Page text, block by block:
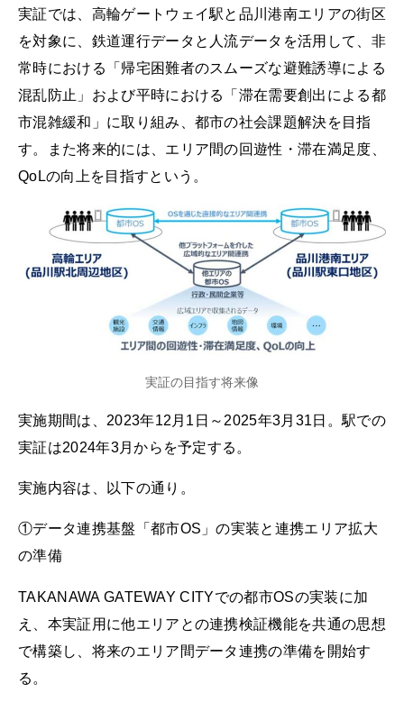
実証では、高輪ゲートウェイ駅と品川港南エリアの街区
を対象に、鉄道運行データと人流データを活用して、非
常時における「帰宅困難者のスムーズな避難誘導による
混乱防止」および平時における「滞在需要創出による都
市混雑緩和」に取り組み、都市の社会課題解決を目指
す。また将来的には、エリア間の回遊性・滞在満足度、
QoLの向上を目指すという。
実証の目指す将来像
実施期間は、2023年12月1日～2025年3月31日。駅での
実証は2024年3月からを予定する。
実施内容は、以下の通り。
①データ連携基盤「都市OS」の実装と連携エリア拡大
の準備
TAKANAWA GATEWAY CITYでの都市OSの実装に加
え、本実証用に他エリアとの連携検証機能を共通の思想
で構築し、将来のエリア間データ連携の準備を開始す
る。